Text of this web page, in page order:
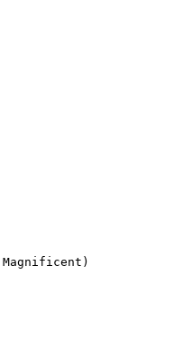
Magnificent)